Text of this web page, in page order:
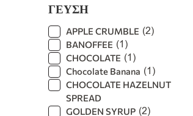
ΓΕΥΣΗ
APPLE CRUMBLE (2)
BANOFFEE (1)
CHOCOLATE (1)
Chocolate Banana (1)
CHOCOLATE HAZELNUT
SPREAD
GOLDEN SYRUP (2)